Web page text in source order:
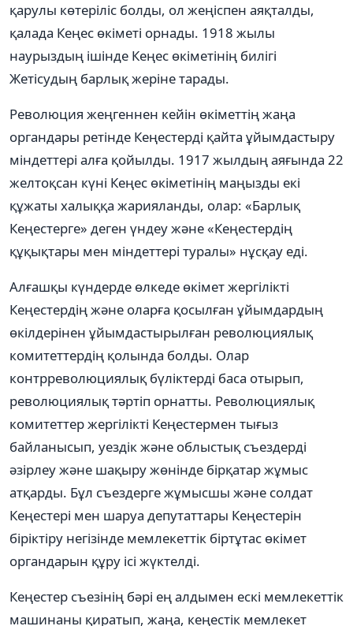
қарулы көтеріліс болды, ол жеңіспен аяқталды,
қалада Кеңес өкіметі орнады. 1918 жылы
наурыздың ішінде Кеңес өкіметінің билігі
Жетісудың барлық жеріне тарады.
Революция жеңгеннен кейін өкіметтің жаңа
органдары ретінде Кеңестерді қайта ұйымдастыру
міндеттері алға қойылды. 1917 жылдың аяғында 22
желтоқсан күні Кеңес өкіметінің маңызды екі
құжаты халыққа жарияланды, олар: «Барлық
Кеңестерге» деген үндеу және «Кеңестердің
құқықтары мен міндеттері туралы» нұсқау еді.
Алғашқы күндерде өлкеде өкімет жергілікті
Кеңестердің және оларға қосылған ұйымдардың
өкілдерінен ұйымдастырылған революциялық
комитеттердің қолында болды. Олар
контрреволюциялық бүліктерді баса отырып,
революциялық тәртіп орнатты. Революциялық
комитеттер жергілікті Кеңестермен тығыз
байланысып, уездік және облыстық съездерді
әзірлеу және шақыру жөнінде бірқатар жұмыс
атқарды. Бұл съездерге жұмысшы және солдат
Кеңестері мен шаруа депутаттары Кеңестерін
біріктіру негізінде мемлекеттік біртұтас өкімет
органдарын құру ісі жүктелді.
Кеңестер съезінің бәрі ең алдымен ескі мемлекеттік
машинаны қиратып, жаңа, кеңестік мемлекет